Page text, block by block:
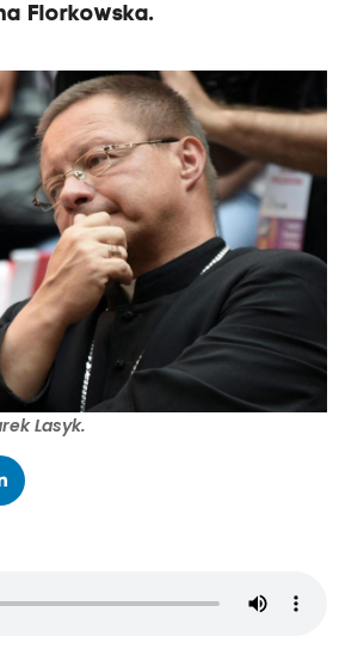
Florkowska.
Lasyk.